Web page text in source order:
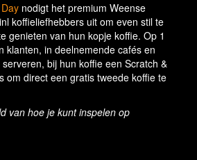
nodigt het premium Weense
koffieliefhebbers uit om even stil te
genieten van hun kopje koffie. Op 1
klanten, in deelnemende cafés en
bij hun koffie een Scratch &
om direct een gratis tweede koffie te
van hoe je kunt inspelen op